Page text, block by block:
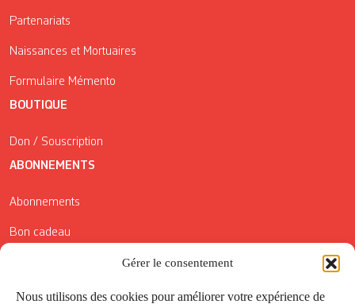
Gérer le consentement
Nous utilisons des cookies pour améliorer votre expérience de
Partenariats
Naissances et Mortuaires
Formulaire Mémento
BOUTIQUE
Don / Souscription
ABONNEMENTS
Abonnements
Bon cadeau
Conditions générales de vente
Réductions de la Carte Côté Courrier